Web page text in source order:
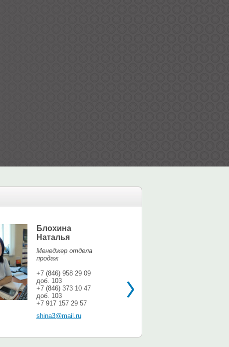
Блохина
Наталья
Менеджер отдела
продаж
+7 (846) 958 29 09
доб. 103
+7 (846) 373 10 47
доб. 103
+7 917 157 29 57
shina3@mail.ru